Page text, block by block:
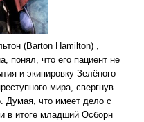
(Barton Hamilton) ,
понял, что его пациент не
и экипировку Зелёного
мира, свергнув
Думая, что имеет дело с
в итоге младший Осборн